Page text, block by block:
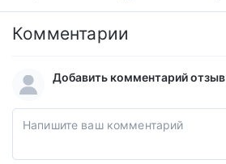
Комментарии
Добавить комментарий отзыв